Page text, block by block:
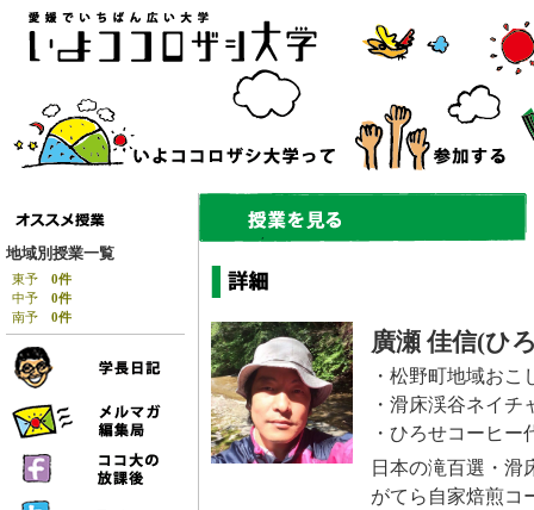
地域別授業一覧
東予 0件
中予 0件
南予 0件
廣瀬 佳信(ひ
・松野町地域おこ
・滑床渓谷ネイチ
・ひろせコーヒー
日本の滝百選・滑
がてら自家焙煎コ